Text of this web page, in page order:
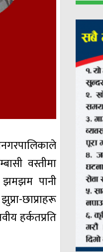
वस्तीमा
झमझम पानी
छाप्राहरू
हर्कतप्रति